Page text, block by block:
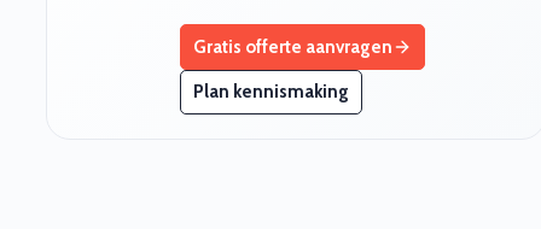
Gratis offerte aanvragen
Plan kennismaking